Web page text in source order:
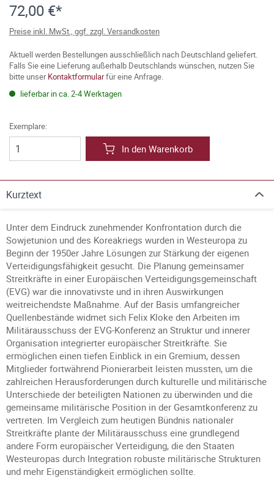
72,00 €*
Preise inkl. MwSt., ggf. zzgl. Versandkosten
Aktuell werden Bestellungen ausschließlich nach Deutschland geliefert.
Falls Sie eine Lieferung außerhalb Deutschlands wünschen, nutzen Sie
bitte unserKontaktformularfür eine Anfrage.
lieferbar in ca. 2-4 Werktagen
Exemplare:
In den Warenkorb
Kurztext
Unter dem Eindruck zunehmender Konfrontation durch die
Sowjetunion und des Koreakriegs wurden in Westeuropa zu
Beginn der 1950er Jahre Lösungen zur Stärkung der eigenen
Verteidigungsfähigkeit gesucht. Die Planung gemeinsamer
Streitkräfte in einer Europäischen Verteidigungsgemeinschaft
(EVG) war die innovativste und in ihren Auswirkungen
weitreichendste Maßnahme. Auf der Basis umfangreicher
Quellenbestände widmet sich Felix Kloke den Arbeiten im
Militärausschuss der EVG-Konferenz an Struktur und innerer
Organisation integrierter europäischer Streitkräfte. Sie
ermöglichen einen tiefen Einblick in ein Gremium, dessen
Mitglieder fortwährend Pionierarbeit leisten mussten, um die
zahlreichen Herausforderungen durch kulturelle und militärische
Unterschiede der beteiligten Nationen zu überwinden und die
gemeinsame militärische Position in der Gesamtkonferenz zu
vertreten. Im Vergleich zum heutigen Bündnis nationaler
Streitkräfte plante der Militärausschuss eine grundlegend
andere Form europäischer Verteidigung, die den Staaten
Westeuropas durch Integration robuste militärische Strukturen
und mehr Eigenständigkeit ermöglichen sollte.